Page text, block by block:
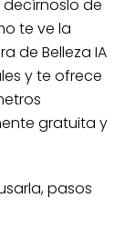
de
te ve la
de Belleza IA
y te ofrece
gratuita y
pasos